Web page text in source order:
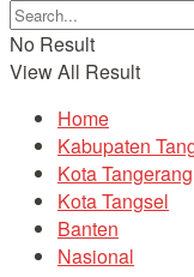
No Result
View All Result
Home
Kabupaten
Kota Tangerang
Kota Tangsel
Banten
Nasional